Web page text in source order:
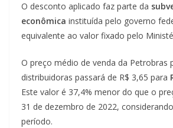
O desconto aplicado faz parte da
econômica instituída pelo governo
equivalente ao valor fixado pelo
O preço médio de venda da Petrobras
distribuidoras passará de R$ 3,65 para
Este valor é 37,4% menor do que o
31 de dezembro de 2022,
período.